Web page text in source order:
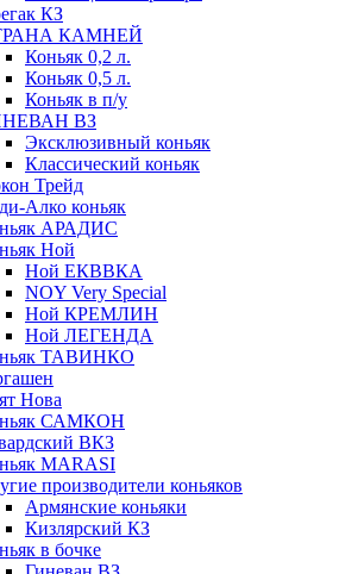
КЗ
КАМНЕЙ
Коньяк 0,2 л.
Коньяк 0,5 л.
Коньяк в п/у
ВЗ
Эксклюзивный коньяк
Классический коньяк
Трейд
Алко коньяк
АРАДИС
Ной
Ной ЕКВВКА
NOY Very Special
Ной КРЕМЛИН
Ной ЛЕГЕНДА
ТАВИНКО
Нова
САМКОН
ВКЗ
MARASI
производители коньяков
Армянские коньяки
Кизлярский КЗ
в бочке